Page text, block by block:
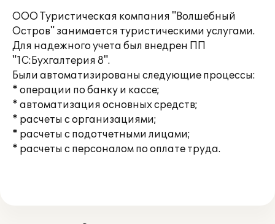
ООО Туристическая компания "Волшебный
Остров" занимается туристическими услугами.
Для надежного учета был внедрен ПП
"1С:Бухгалтерия 8".
Были автоматизированы следующие процессы:
* операции по банку и кассе;
* автоматизация основных средств;
* расчеты с организациями;
* расчеты с подотчетными лицами;
* расчеты с персоналом по оплате труда.